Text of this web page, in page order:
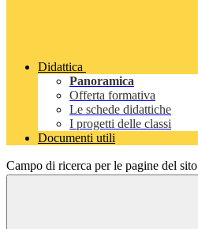
Didattica
Panoramica
Offerta formativa
Le schede didattiche
I progetti delle classi
Documenti utili
Campo di ricerca per le pagine del sito